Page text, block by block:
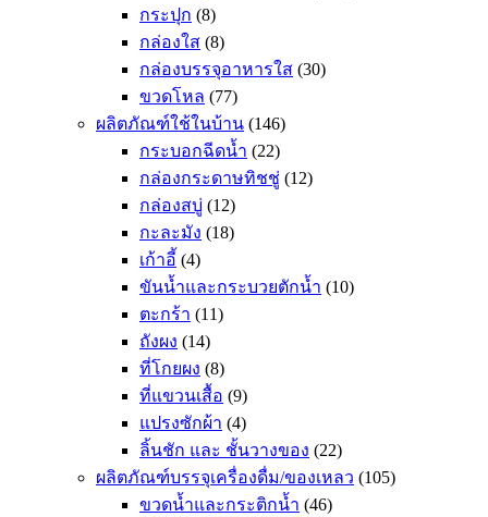
กระปุก (8)
กล่องใส (8)
กล่องบรรจุอาหารใส (30)
ขวดโหล (77)
ผลิตภัณฑ์ใช้ในบ้าน (146)
กระบอกฉีดน้ำ (22)
กล่องกระดาษทิชชู่ (12)
กล่องสบู่ (12)
กะละมัง (18)
เก้าอี้ (4)
ขันน้ำและกระบวยตักน้ำ (10)
ตะกร้า (11)
ถังผง (14)
ที่โกยผง (8)
ที่แขวนเสื้อ (9)
แปรงซักผ้า (4)
ลิ้นชัก และ ชั้นวางของ (22)
ผลิตภัณฑ์บรรจุเครื่องดื่ม/ของเหลว (105)
ขวดน้ำและกระติกน้ำ (46)